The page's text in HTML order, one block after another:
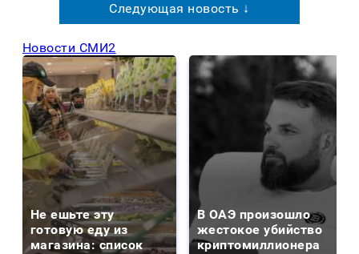
Следующая новость ↓
Новости СМИ2
Не ешьте эту
готовую еду из
магазина: список
В ОАЭ произошло
жестокое убийство
криптомиллионера